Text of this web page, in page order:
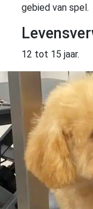
gebied van spel.
12 tot 15 jaar.